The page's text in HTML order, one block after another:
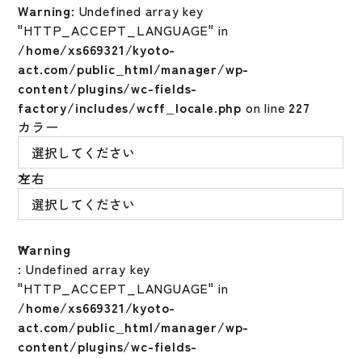
Warning: Undefined array key
"HTTP_ACCEPT_LANGUAGE" in
/home/xs669321/kyoto-
act.com/public_html/manager/wp-
content/plugins/wc-fields-
factory/includes/wcff_locale.php on line 227
カラー
左右
Warning
: Undefined array key
"HTTP_ACCEPT_LANGUAGE" in
/home/xs669321/kyoto-
act.com/public_html/manager/wp-
content/plugins/wc-fields-